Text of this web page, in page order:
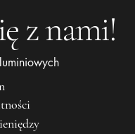
z nami!